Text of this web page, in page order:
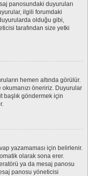
panosundaki duyuruları
ilgili forumdaki
olduğu gibi,
tarafından size yetki
hemen altında görülür.
öneririz. Duyurular
göndermek için
yazamaması için belirlenir.
olarak sona erer.
ya da mesaj panosu
panosu yöneticisi